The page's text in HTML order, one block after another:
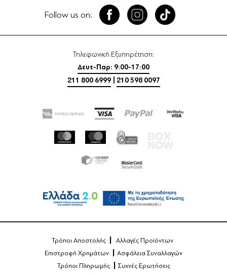
Follow us on:
Τηλεφωνική Εξυπηρέτηση:
Δευτ-Παρ: 9:00-17:00
211 800 6999
210 598 0097
Τρόποι Αποστολής
Αλλαγές Προϊόντων
Επιστροφή Χρημάτων
Ασφάλεια Συναλλαγών
Τρόποι Πληρωμής
Συχνές Ερωτήσεις